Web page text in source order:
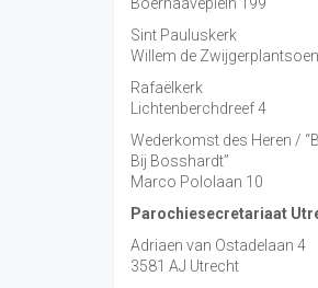
Sint Pauluskerk
Willem de
Rafaëlkerk
Lichtenberchdreef 4
Wederkomst des Heren /
Bij Bosshardt”
Marco Pololaan 10
Parochiesecretariaat
Adriaen van Ostadelaan 4
3581 AJ Utrecht